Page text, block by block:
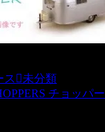
ス
未分類
チョッパー